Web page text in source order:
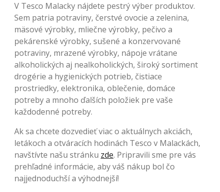
V Tesco Malacky nájdete pestrý výber produktov.
Sem patria potraviny, čerstvé ovocie a zelenina,
mäsové výrobky, mliečne výrobky, pečivo a
pekárenské výrobky, sušené a konzervované
potraviny, mrazené výrobky, nápoje vrátane
alkoholických aj nealkoholických, široký sortiment
drogérie a hygienických potrieb, čistiace
prostriedky, elektronika, oblečenie, domáce
potreby a mnoho ďalších položiek pre vaše
každodenné potreby.
Ak sa chcete dozvedieť viac o aktuálnych akciách,
letákoch a otváracích hodinách Tesco v Malackách,
navštívte našu stránku zde. Pripravili sme pre vás
prehľadné informácie, aby váš nákup bol čo
najjednoduchší a výhodnejší!